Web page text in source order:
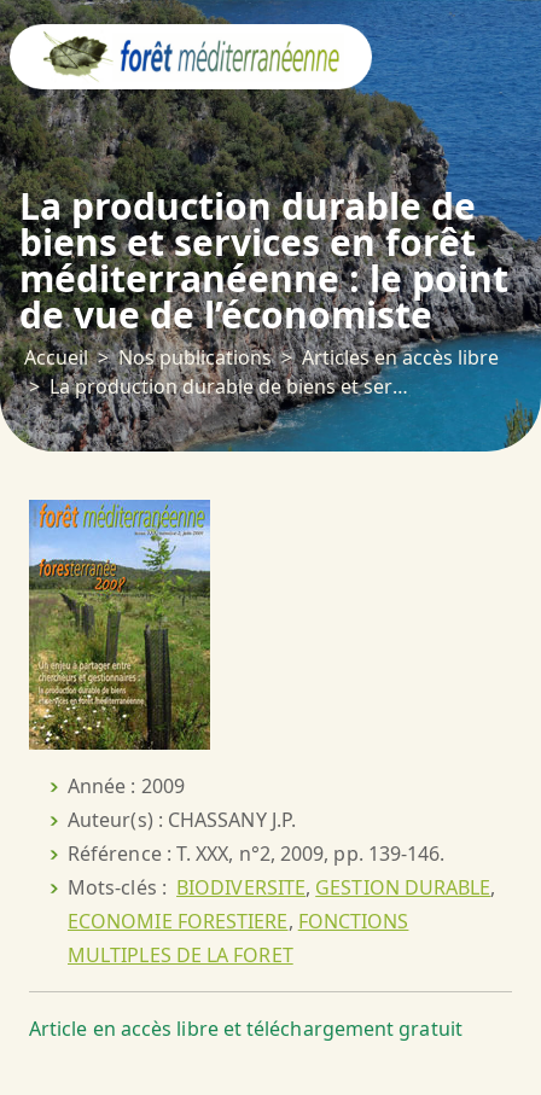
La production durable de
biens et services en forêt
méditerranéenne : le point
de vue de l’économiste
Accueil Nos publications
Articles en accès libre
La production durable de biens et services en forêt méditerranéenne : le point de vue de l’économiste
Année : 2009
Auteur(s) : CHASSANY J.P.
Référence : T. XXX, n°2, 2009, pp. 139-146.
Mots-clés : BIODIVERSITE, GESTION DURABLE,
ECONOMIE FORESTIERE, FONCTIONS
MULTIPLES DE LA FORET
Article en accès libre et téléchargement gratuit
Panneau de gestion des cookies